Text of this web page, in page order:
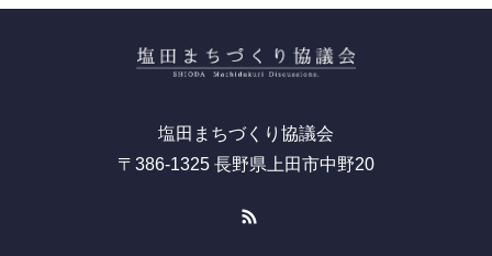
塩田まちづくり協議会
〒386-1325 長野県上田市中野20